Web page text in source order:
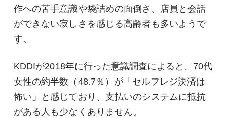
作への苦手意識や袋詰めの面倒さ、店員と会話
ができない寂しさを感じる高齢者も多いようで
す。
KDDIが2018年に行った意識調査によると、70代
女性の約半数（48.7％）が「セルフレジ決済は
怖い」と感じており、支払いのシステムに抵抗
がある人も少なくありません。